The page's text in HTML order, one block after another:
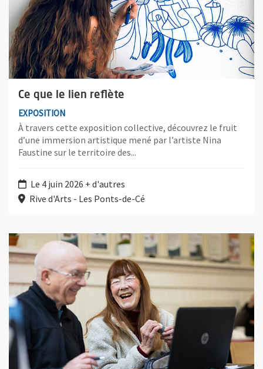
Ce que le lien reflète
EXPOSITION
À travers cette exposition collective, découvrez le fruit
d’une immersion artistique mené par l’artiste Nina
Faustine sur le territoire des...
Le 4 juin 2026 + d'autres
Rive d'Arts - Les Ponts-de-Cé
Plus d'information sur l'évènement : Tout savoir sur Via